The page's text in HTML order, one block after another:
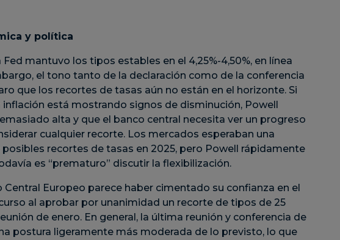
y política
Fed mantuvo los tipos estables en el 4,25%-4,50%, en línea
el tono tanto de la declaración como de la conferencia
que los recortes de tasas aún no están en el horizonte. Si
inflación está mostrando signos de disminución, Powell
alta y que el banco central necesita ver un progreso
cualquier recorte. Los mercados esperaban una
recortes de tasas en 2025, pero Powell rápidamente
es “prematuro” discutir la flexibilización.
Central Europeo parece haber cimentado su confianza en el
al aprobar por unanimidad un recorte de tipos de 25
de enero. En general, la última reunión y conferencia de
postura ligeramente más moderada de lo previsto, lo que